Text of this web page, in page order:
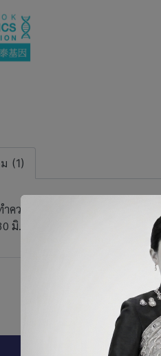
(1)
ำความรู้จักยีน APOE ทำไมถึงเสี่ยงต่
มิ.ย. 2568